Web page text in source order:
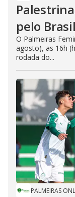
pelo
O Palmeiras
agosto), as 16h
rodada do...
PALMEIRAS